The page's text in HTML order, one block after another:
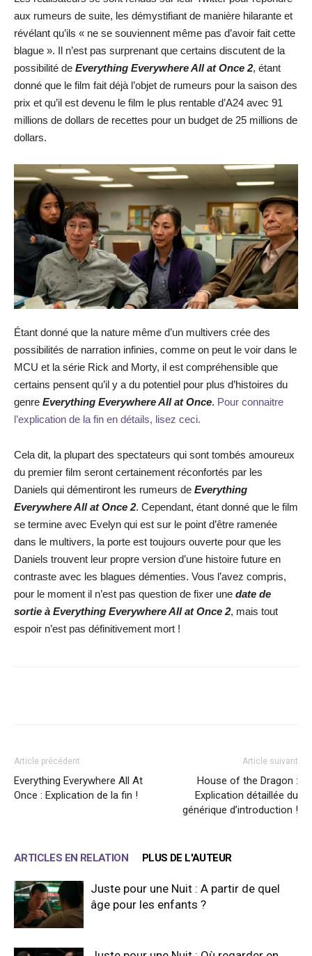
aux rumeurs de suite, les démystifiant de manière hilarante et
révélant qu’ils « ne se souviennent même pas d’avoir fait cette
blague ». Il n’est pas surprenant que certains discutent de la
possibilité de Everything Everywhere All at Once 2, étant
donné que le film fait déjà l’objet de rumeurs pour la saison des
prix et qu’il est devenu le film le plus rentable d’A24 avec 91
millions de dollars de recettes pour un budget de 25 millions de
dollars.
Étant donné que la nature même d’un multivers crée des
possibilités de narration infinies, comme on peut le voir dans le
MCU et la série Rick and Morty, il est compréhensible que
certains pensent qu’il y a du potentiel pour plus d’histoires du
genre Everything Everywhere All at Once. Pour connaitre
l’explication de la fin en détails, lisez ceci.
Cela dit, la plupart des spectateurs qui sont tombés amoureux
du premier film seront certainement réconfortés par les
Daniels qui démentiront les rumeurs de Everything
Everywhere All at Once 2. Cependant, étant donné que le film
se termine avec Evelyn qui est sur le point d’être ramenée
dans le multivers, la porte est toujours ouverte pour que les
Daniels trouvent leur propre version d’une histoire future en
contraste avec les blagues démenties. Vous l’avez compris,
pour le moment il n’est pas question de fixer une date de
sortie à Everything Everywhere All at Once 2, mais tout
espoir n’est pas définitivement mort !
Article précédent
Everything Everywhere All At
Once : Explication de la fin !
Article suivant
House of the Dragon :
Explication détaillée du
générique d’introduction !
ARTICLES EN RELATION PLUS DE L'AUTEUR
Juste pour une Nuit : A partir de quel
âge pour les enfants ?